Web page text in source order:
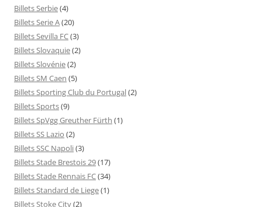
Billets Serbie(4)
Billets Serie A(20)
Billets Sevilla FC(3)
Billets Slovaquie(2)
Billets Slovénie(2)
Billets SM Caen (5)
Billets Sporting Club du Portugal(2)
Billets Sports(9)
Billets SpVgg Greuther Fürth (1)
Billets SS Lazio (2)
Billets SSC Napoli(3)
Billets Stade Brestois 29(17)
Billets Stade Rennais FC(34)
Billets Standard de Liege(1)
Billets Stoke City(2)